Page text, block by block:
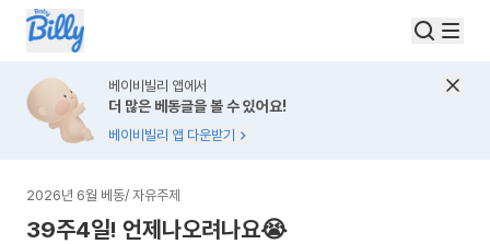
베이비빌리 앱에서
더 많은 베동글을 볼 수 있어요!
베이비빌리 앱 다운받기
2026년 6월 베동/ 자유주제
39주4일! 언제나오려나요😭